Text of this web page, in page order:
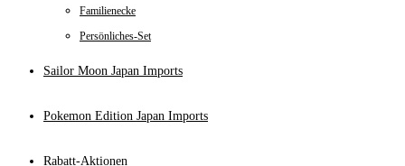
Familienecke
Persönliches-Set
Sailor Moon Japan Imports
Pokemon Edition Japan Imports
Rabatt-Aktionen